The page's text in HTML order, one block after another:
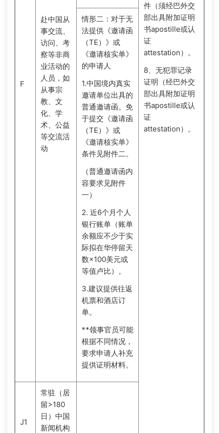
件（须经巴外交
部出具附加证明
书apostille或认
证
attestation）。
8、无犯罪记录
证明（经巴外交
部出具附加证明
书apostille或认
证
attestation）。
F
赴中国从
事交流、
访问、考
察等非商
业活动的
人员，如
从事宗
教、文
化、学
术、公益
等交流活
动
情形二：对于无
法提供《邀请函
（TE）》或
《邀请核实单》
的申请人
1.中国境内真实
邀请单位出具的
普通邀请函。免
于提交《邀请函
（TE）》或
《邀请核实单》
条件见附件二。
（普通邀请函内
容要求见附件
一）
2. 近6个月个人
银行账单（账单
余额应不少于实
际拟在华停留天
数×100美元或
等值卢比）。
3.建议提供往返
机票和酒店订
单。
**领事官员可能
根据不同情况，
要求申请人补充
提供证明材料。
J1
常驻（居
留>180
日）中国
新闻机构